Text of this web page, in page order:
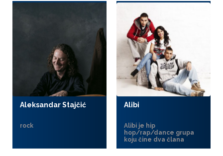
Aleksandar Stajčić
rock
Alibi
Alibi je hip
hop/rap/dance grupa
koju čine dva člana